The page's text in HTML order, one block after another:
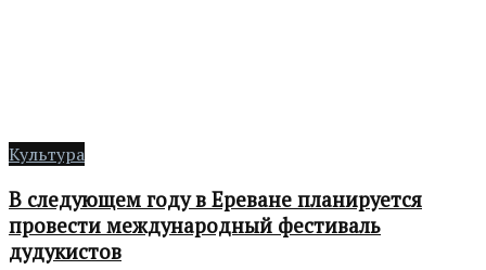
Культура
В следующем году в Ереване планируется
провести международный фестиваль
дудукистов